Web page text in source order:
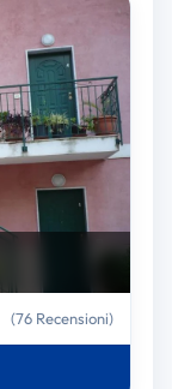
(76 Recensioni)